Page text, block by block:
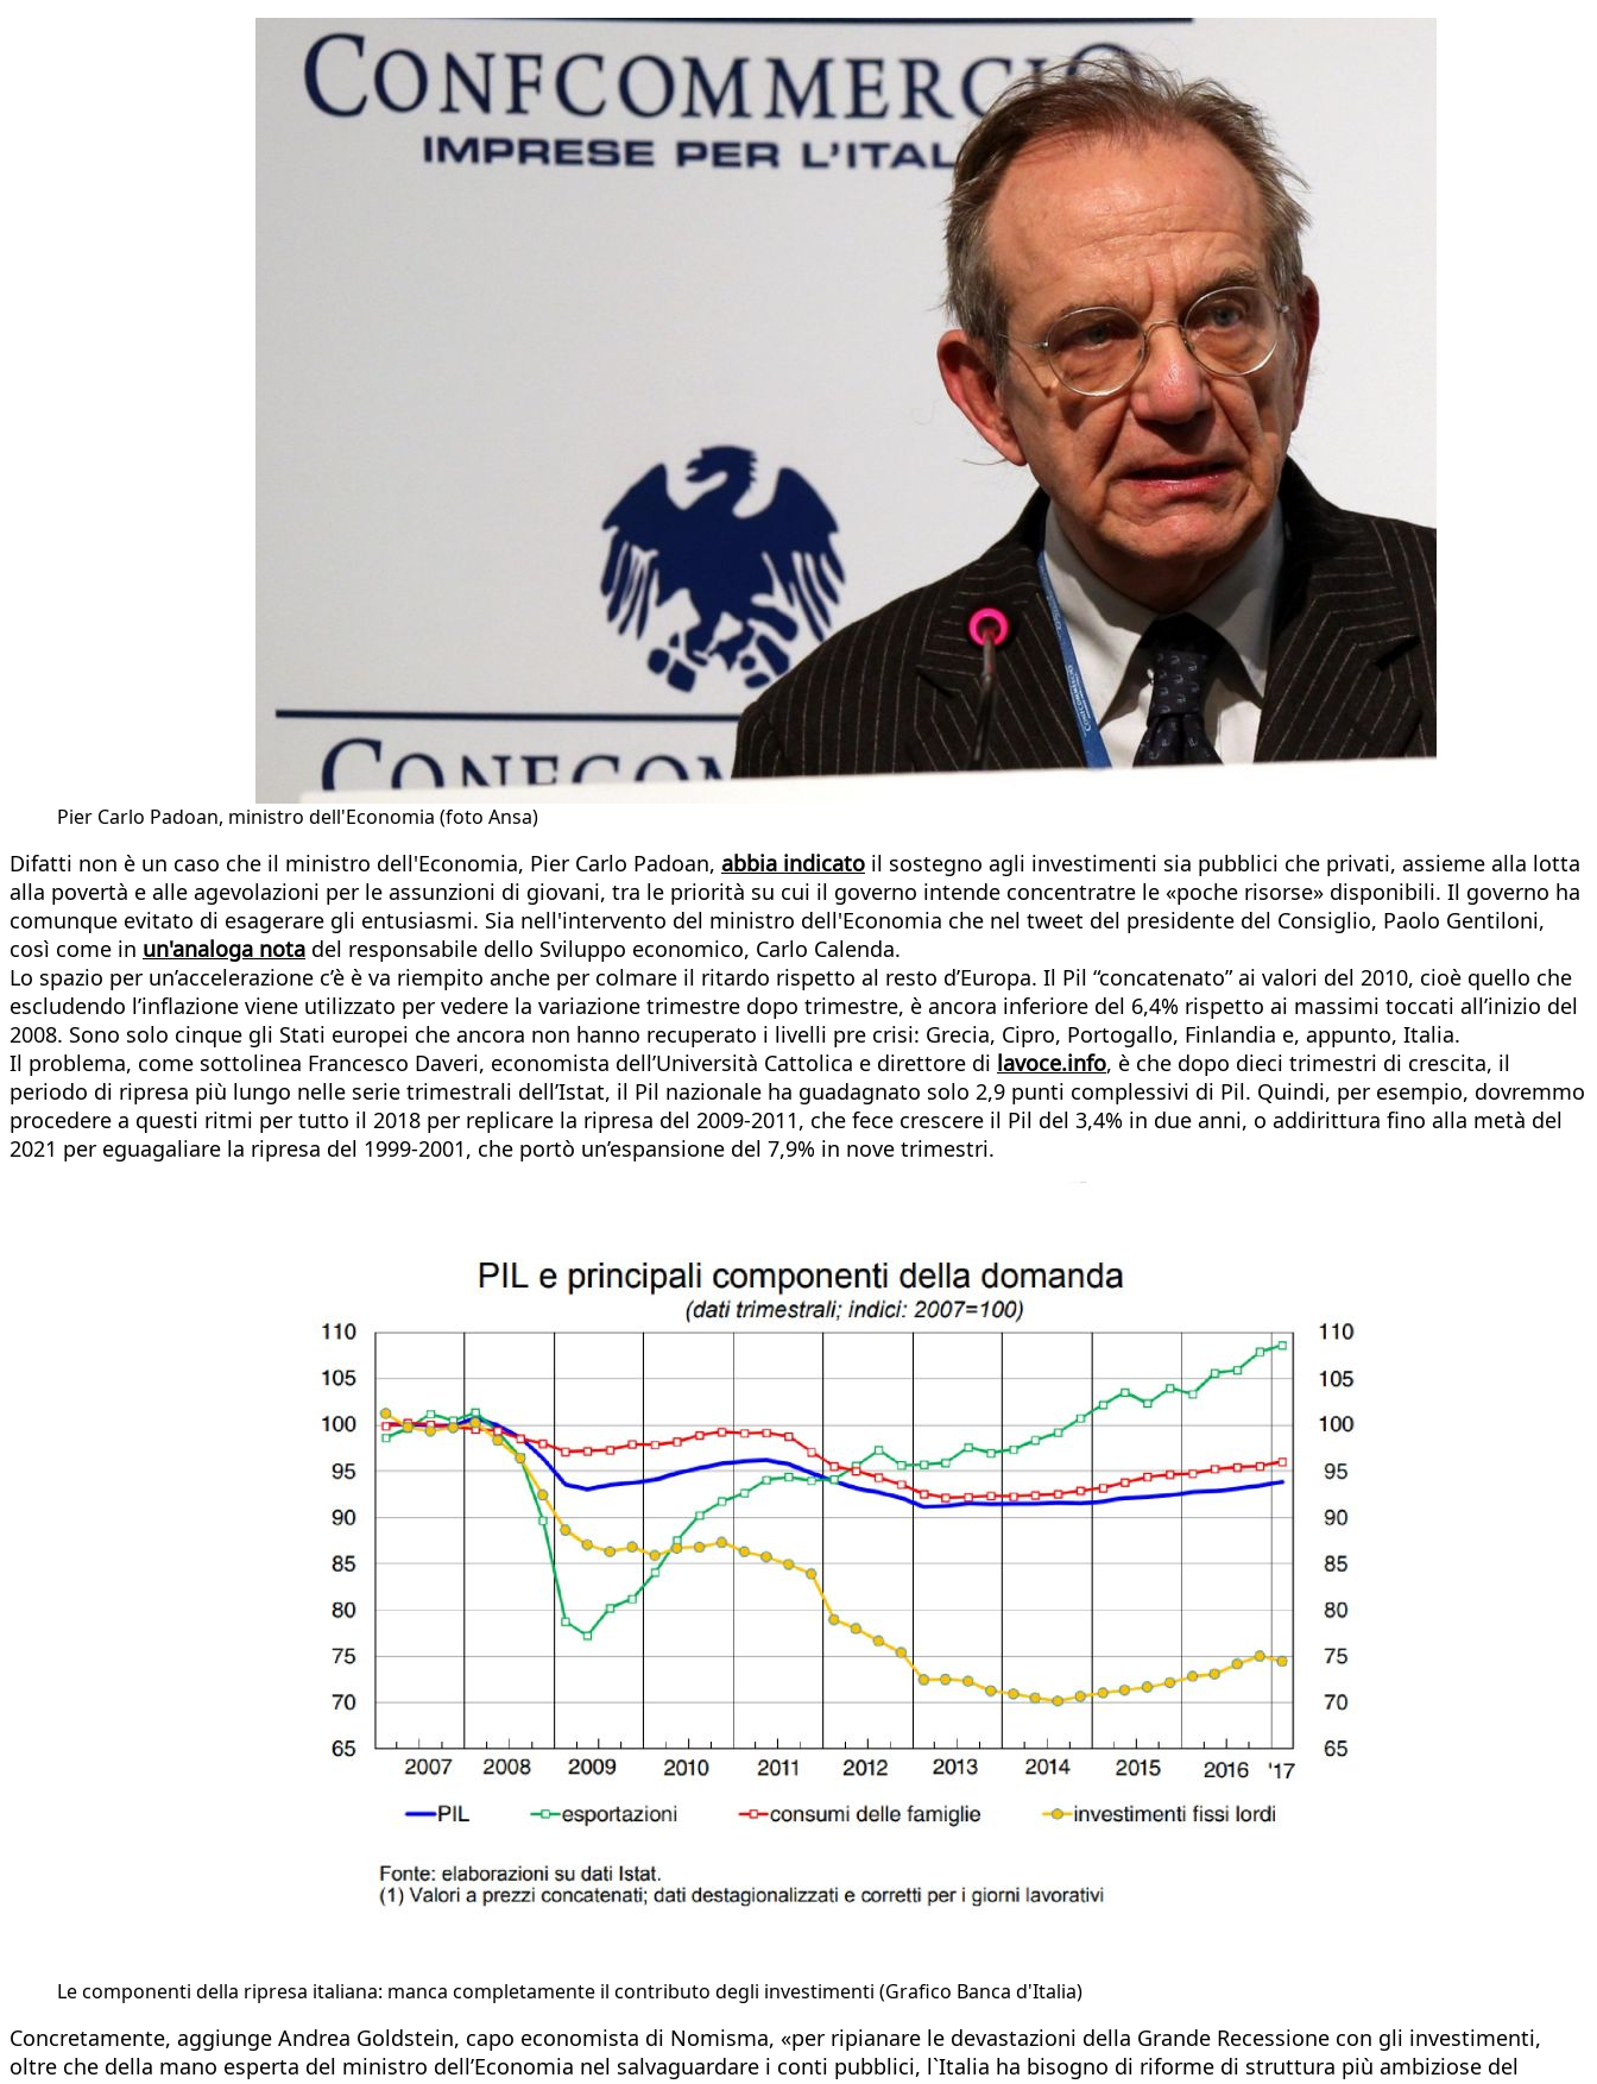
Pier Carlo Padoan, ministro dell'Economia (foto Ansa)
Difatti non è un caso che il ministro dell'Economia, Pier Carlo Padoan, abbia indicato il sostegno agli investimenti sia pubblici che privati, assieme alla lotta
alla povertà e alle agevolazioni per le assunzioni di giovani, tra le priorità su cui il governo intende concentratre le «poche risorse» disponibili. Il governo ha
comunque evitato di esagerare gli entusiasmi. Sia nell'intervento del ministro dell'Economia che nel tweet del presidente del Consiglio, Paolo Gentiloni,
così come in un'analoga nota del responsabile dello Sviluppo economico, Carlo Calenda.
Lo spazio per un’accelerazione c’è è va riempito anche per colmare il ritardo rispetto al resto d’Europa. Il Pil “concatenato” ai valori del 2010, cioè quello che
escludendo l’inflazione viene utilizzato per vedere la variazione trimestre dopo trimestre, è ancora inferiore del 6,4% rispetto ai massimi toccati all’inizio del
2008. Sono solo cinque gli Stati europei che ancora non hanno recuperato i livelli pre crisi: Grecia, Cipro, Portogallo, Finlandia e, appunto, Italia.
Il problema, come sottolinea Francesco Daveri, economista dell’Università Cattolica e direttore di lavoce.info, è che dopo dieci trimestri di crescita, il
periodo di ripresa più lungo nelle serie trimestrali dell’Istat, il Pil nazionale ha guadagnato solo 2,9 punti complessivi di Pil. Quindi, per esempio, dovremmo
procedere a questi ritmi per tutto il 2018 per replicare la ripresa del 2009-2011, che fece crescere il Pil del 3,4% in due anni, o addirittura fino alla metà del
2021 per eguagaliare la ripresa del 1999-2001, che portò un’espansione del 7,9% in nove trimestri.
Le componenti della ripresa italiana: manca completamente il contributo degli investimenti (Grafico Banca d'Italia)
Concretamente, aggiunge Andrea Goldstein, capo economista di Nomisma, «per ripianare le devastazioni della Grande Recessione con gli investimenti,
oltre che della mano esperta del ministro dell’Economia nel salvaguardare i conti pubblici, l`Italia ha bisogno di riforme di struttura più ambiziose del